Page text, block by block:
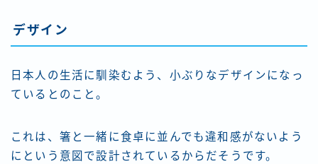
デザイン
日本人の生活に馴染むよう、小ぶりなデザインになっ
ているとのこと。
これは、箸と一緒に食卓に並んでも違和感がないよう
にという意図で設計されているからだそうです。